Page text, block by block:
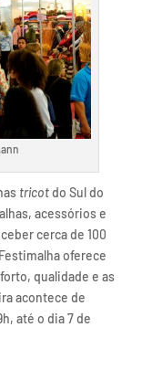
tricotdo Sul do
acessórios e
cerca de 100
oferece
qualidade e as
acontece de
até o dia 7 de